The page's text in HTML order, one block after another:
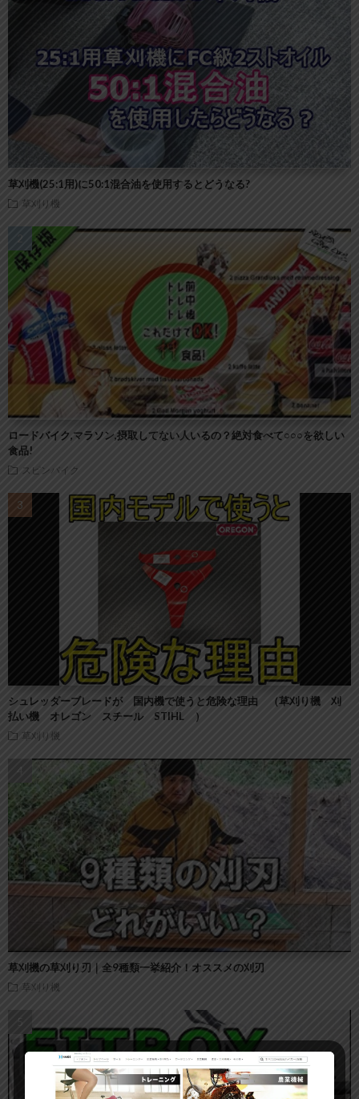
草刈機(25:1用)に50:1混合油を使用するとどうなる?
草刈り機
ロードバイク,マラソン,摂取してない人いるの？絶対食べて○○○を欲しい
食品!
スピンバイク
シュレッダーブレードが 国内機で使うと危険な理由 （草刈り機 刈
払い機 オレゴン スチール STIHL ）
草刈り機
草刈機の草刈り刃｜全9種類一挙紹介！オススメの刈刃
草刈り機